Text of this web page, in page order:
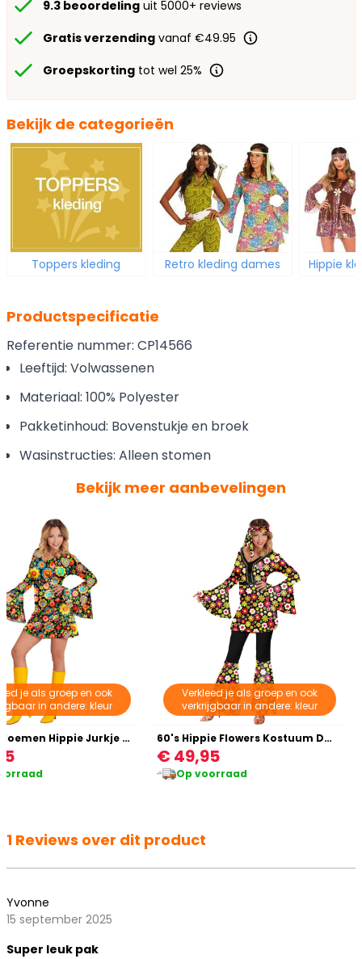
9.3 beoordeling uit 5000+ reviews
Gratis verzending vanaf €49.95
Groepskorting tot wel 25%
Bekijk de categorieën
Toppers kleding Retro kleding dames Hippie
Productspecificatie
Referentie nummer: CP14566
Leeftijd: Volwassenen
Materiaal: 100% Polyester
Pakketinhoud: Bovenstukje en broek
Wasinstructies: Alleen stomen
Bekijk meer aanbevelingen
je als groep en ook
in andere: kleur
Vrolijke Bloemen Hippie Jurkje Dames
Verkleed je als groep en ook
verkrijgbaar in andere: kleur
60's Hippie Flowers Kostuum Dames
€ 49,95
Op voorraad
1 Reviews over dit product
Yvonne
15 september 2025
Super leuk pak